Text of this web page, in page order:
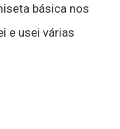
básica nos
e usei várias